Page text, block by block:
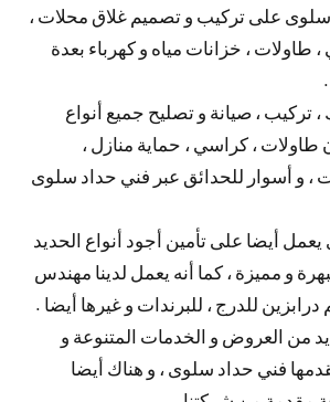
على تركيب و تصميم غلاق محلات ،
طاولات ، خزانات مياه و كهرباء بعدة
تركيب ، صيانة و تصليح جميع أنواع
طاولات ، كراسي ، حماية منازل ،
، و أسوار للحدائق عبر فني حداد سلوى
أيضا على تأمين أجود أنواع الحديد
و مميزة ، كما أنه يعمل لدينا مهندس
للدرج ، للبرندات و غيرها أيضا .
من العروض و الخدمات المتنوعة و
فني حداد سلوى ، و هناك أيضا